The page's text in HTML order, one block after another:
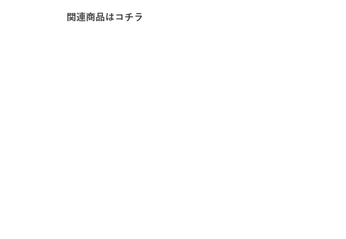
関連商品はコチラ